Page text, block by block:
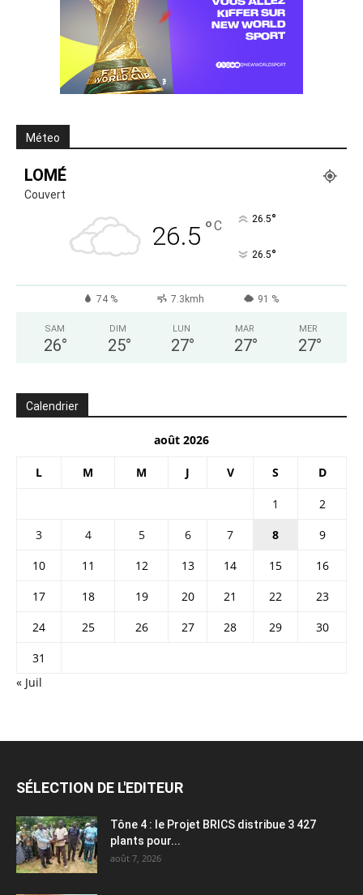
Méteo
LOMÉ
Couvert
26.5 °C 26.5°
26.5°
74 % 7.3kmh 91 %
SAM
26°
DIM
25°
LUN
27°
MAR
27°
MER
27°
Calendrier
août 2026
L M M J V S D
1
2
3
4 5 6 7 8
9
10
11 12 13 14 15
16
17
18 19 20 21 22
23
24
25 26 27 28 29
30
31
« Juil
SÉLECTION DE L'EDITEUR
Tône 4 : le Projet BRICS distribue 3 427
plants pour...
août 7, 2026